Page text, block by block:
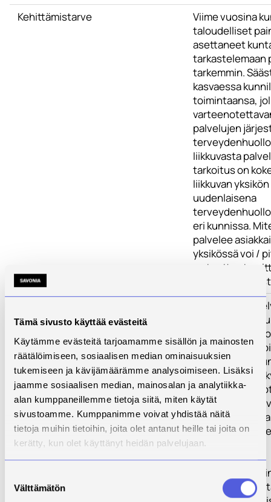
Tämä sivusto käyttää evästeitä
Käytämme evästeitä tarjoamamme sisällön ja mainosten
räätälöimiseen, sosiaalisen median ominaisuuksien
tukemiseen ja kävijämäärämme analysoimiseen. Lisäksi
jaamme sosiaalisen median, mainosalan ja analytiikka-
alan kumppaneillemme tietoja siitä, miten käytät
sivustoamme. Kumppanimme voivat yhdistää näitä
tietoja muihin tietoihin, joita olet antanut heille tai joita on
kerätty, kun olet käyttänyt heidän palvelujaan.
valinta
Välttämätön
Kehittämistarve
Viime vuosina
taloudelliset
asettaneet
tarkastelemaan
tarkemmin.
kasvaessa
toimintaansa,
palvelujen
liikkuvasta
tarkoitus on
liikkuvan
uudenlaisena
eri kunnissa.
palvelee
yksikössä voi /
se tuottaa
kuntalaisille
1.
kartoitetaan
tunnistetaan
tuottaminen
Hankkeessa
palveluihin
kehittämistietoa
saatu tieto
löytymiseksi.
2.
Osana